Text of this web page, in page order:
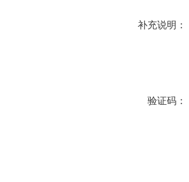
补充说明：
验证码：